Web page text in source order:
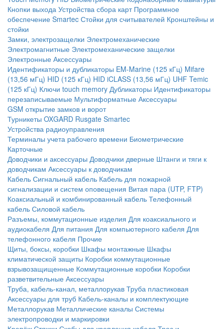
Кнопки выхода Устройства сбора карт Программное
обеспечение Smartec Стойки для считывателей Кронштейны и
стойки
Замки, электрозащелки Электромеханические
Электромагнитные Электромеханические защелки
Электронные Аксессуары
Идентификаторы и дубликаторы EM-Marine (125 кГц) Mifare
(13,56 мГц) HID (125 кГц) HID iCLASS (13,56 мГц) UHF Temic
(125 кГц) Ключи touch memory Дубликаторы Идентификаторы
перезаписываемые Мультиформатные Аксессуары
GSM открытие замков и ворот
Турникеты OXGARD Rusgate Smartec
Устройства радиоуправления
Терминалы учета рабочего времени Биометрические
Карточные
Доводчики и аксессуары Доводчики дверные Штанги и тяги к
доводчикам Аксессуары к доводчикам
Кабель Сигнальный кабель Кабель для пожарной
сигнализации и систем оповещения Витая пара (UTP, FTP)
Коаксиальный и комбинированный кабель Телефонный
кабель Силовой кабель
Разъемы, коммутационные изделия Для коаксиального и
аудиокабеля Для питания Для компьютерного кабеля Для
телефонного кабеля Прочие
Щиты, боксы, коробки Шкафы монтажные Шкафы
климатической защиты Коробки коммутационные
взрывозащищенные Коммутационные коробки Коробки
разветвительные Аксессуары
Труба, кабель-канал, металлорукав Труба пластиковая
Аксессуары для труб Кабель-каналы и комплектующие
Металлорукав Металлические каналы Системы
электропроводки и маркировки